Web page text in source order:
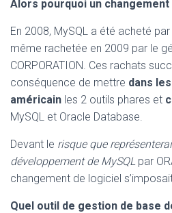
Alors pourquoi un
En 2008, MySQL a été acheté
même rachetée en 2009 par le
CORPORATION. Ces rachats
conséquence de mettre dans
américain les 2 outils phares et
MySQL et Oracle Database.
Devant le risque que
développement de MySQL par
changement de logiciel
Quel outil de gestion de base